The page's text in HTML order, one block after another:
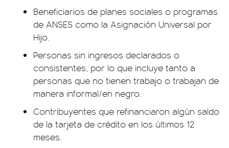
Beneficiarios de planes sociales o programas
de ANSES como la Asignación Universal por
Hijo.
Personas sin ingresos declarados o
consistentes, por lo que incluye tanto a
personas que no tienen trabajo o trabajan de
manera informal/en negro.
Contribuyentes que refinanciaron algún saldo
de la tarjeta de crédito en los últimos 12
meses.